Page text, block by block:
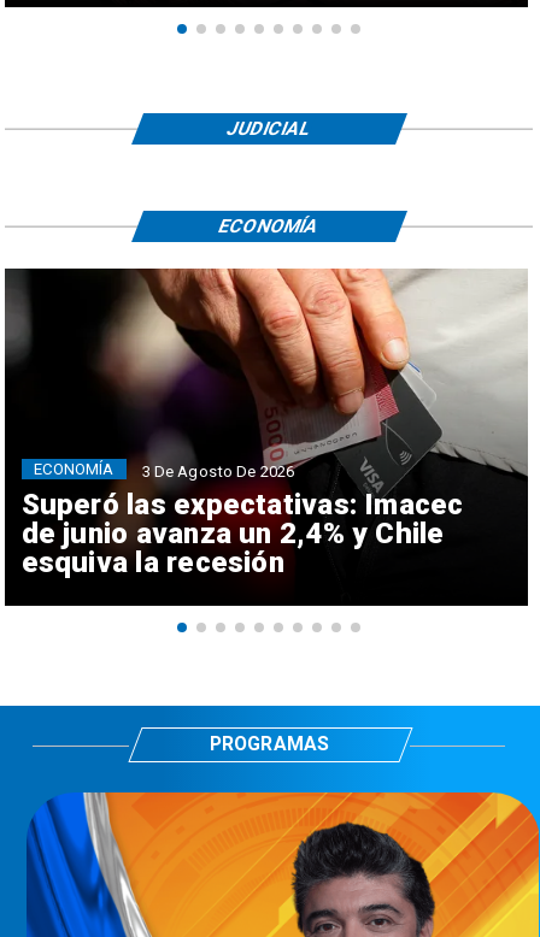
JUDICIAL
Superó las expectativas: Imacec
de junio avanza un 2,4% y Chile
esquiva la recesión
ECONOMÍA 3 De Agosto De 2026
ECONOMÍA
PROGRAMAS